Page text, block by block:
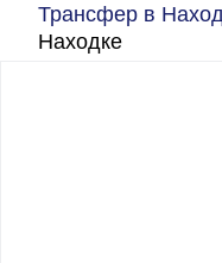
Трансфер в
Находке